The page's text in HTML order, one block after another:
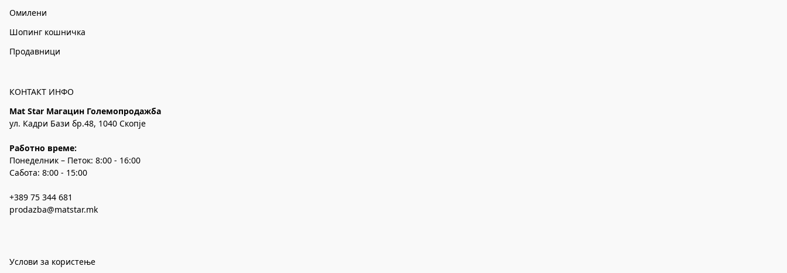
Омилени
Шопинг кошничка
Продавници
КОНТАКТ ИНФО
Mat Star Магацин Големопродажба
ул. Кадри Бази бр.48, 1040 Скопје
Работно време:
Понеделник – Петок: 8:00 - 16:00
Сабота: 8:00 - 15:00
+389 75 344 681
prodazba@matstar.mk
Услови за користење